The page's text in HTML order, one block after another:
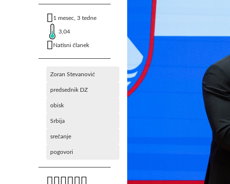
1 mesec, 3 tedne
3,04
Natisni članek
Zoran Stevanović
predsednik DZ
obisk
Srbija
srečanje
pogovori